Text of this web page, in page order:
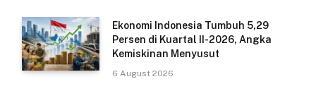
Ekonomi Indonesia Tumbuh 5,29
Persen di Kuartal II-2026, Angka
Kemiskinan Menyusut
6 August 2026